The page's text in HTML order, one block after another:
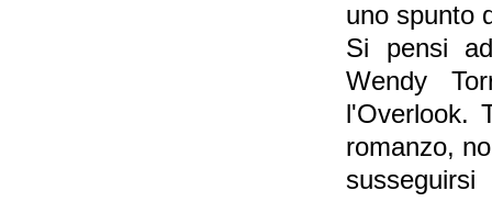
uno spunto
Si pensi
Wendy
l'Overlook.
romanzo,